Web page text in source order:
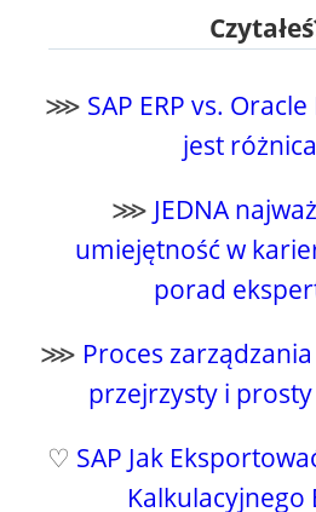
⋙ SAP ERP vs. Oracle
jest
⋙ JEDNA
umiejętność w
porad
⋙ Proces
przejrzysty i
♡ SAP Jak
Kalkulacyjnego